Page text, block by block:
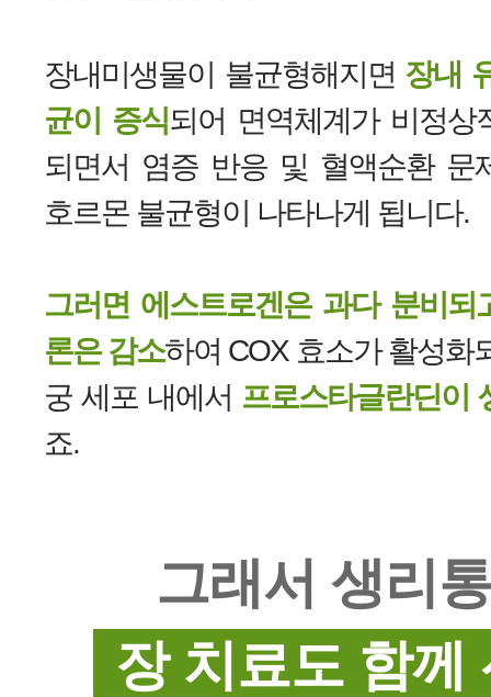
장내미생물이 불균형해지면 장내
균이 증식되어 면역체계가 비정상
되면서 염증 반응 및 혈액순환 문
호르몬 불균형이 나타나게 됩니다.
그러면 에스트로겐은 과다 분비되
론은 감소하여 COX 효소가 활성화
궁 세포 내에서 프로스타글란딘이
죠.
그래서 생리
장 치료도 함께